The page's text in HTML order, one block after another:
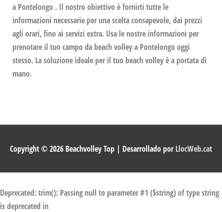
a Pontelongo . Il nostro obiettivo è fornirti tutte le
informazioni necessarie per una scelta consapevole, dai prezzi
agli orari, fino ai servizi extra. Usa le nostre informazioni per
prenotare il tuo campo da beach volley a Pontelongo oggi
stesso. La soluzione ideale per il tuo beach volley è a portata di
mano.
Copyright © 2026 Beachvolley Top | Desarrollado porLlocWeb.cat
Deprecated: trim(): Passing null to parameter #1 ($string) of type string
is deprecated in